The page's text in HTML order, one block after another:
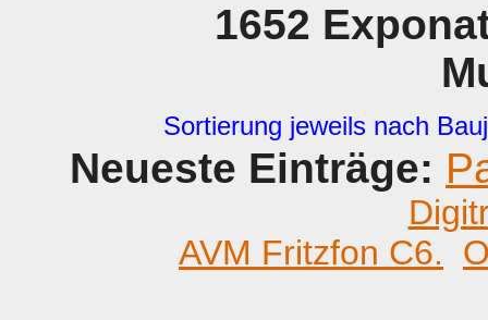
1652
Sortierung jeweils nach
Neueste Einträge:
AVM Fritzfon C6.